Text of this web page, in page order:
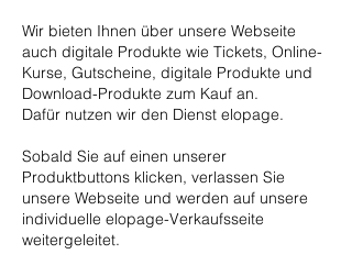
Wir bieten Ihnen über unsere Webseite
auch digitale Produkte wie Tickets, Online-
Kurse, Gutscheine, digitale Produkte und
Download-Produkte zum Kauf an.
Dafür nutzen wir den Dienst elopage.
Sobald Sie auf einen unserer
Produktbuttons klicken, verlassen Sie
unsere Webseite und werden auf unsere
individuelle elopage-Verkaufsseite
weitergeleitet.